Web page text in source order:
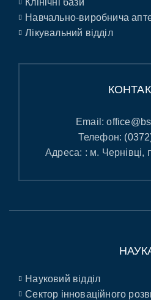
Клінічні бази
Навчально-виробнича
Лікувальний відділ
Email:
Телефон:
Адреса: : м. Чернівці,
Науковий відділ
Сектор інноваційного